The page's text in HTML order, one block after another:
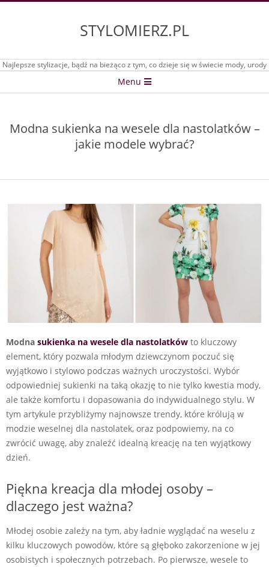
STYLOMIERZ.PL
Najlepsze stylizacje, bądź na bieżąco z tym, co dzieje się w świecie mody, urody
Menu
Modna sukienka na wesele dla nastolatków –
jakie modele wybrać?
Modna sukienka na wesele dla nastolatków to kluczowy
element, który pozwala młodym dziewczynom poczuć się
wyjątkowo i stylowo podczas ważnych uroczystości. Wybór
odpowiedniej sukienki na taką okazję to nie tylko kwestia mody,
ale także komfortu i dopasowania do indywidualnego stylu. W
tym artykule przybliżymy najnowsze trendy, które królują w
modzie weselnej dla nastolatek, oraz podpowiemy, na co
zwrócić uwagę, aby znaleźć idealną kreację na ten wyjątkowy
dzień.
Piękna kreacja dla młodej osoby –
dlaczego jest ważna?
Młodej osobie zależy na tym, aby ładnie wyglądać na weselu z
kilku kluczowych powodów, które są głęboko zakorzenione w jej
osobistych i społecznych potrzebach. Po pierwsze, wesele to